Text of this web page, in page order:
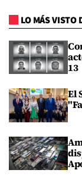
LO MÁS VISTO
13
El